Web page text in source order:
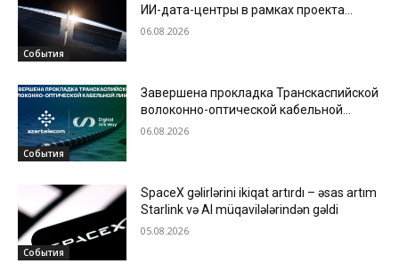
События
ИИ-дата-центры в рамках проекта
Starmind
06.08.2026
События
Завершена прокладка Транскаспийской
волоконно-оптической кабельной
линии по дну Каспийского моря
06.08.2026
События
SpaceX gəlirlərini ikiqat artırdı – əsas artım
Starlink və AI müqavilələrindən gəldi
05.08.2026